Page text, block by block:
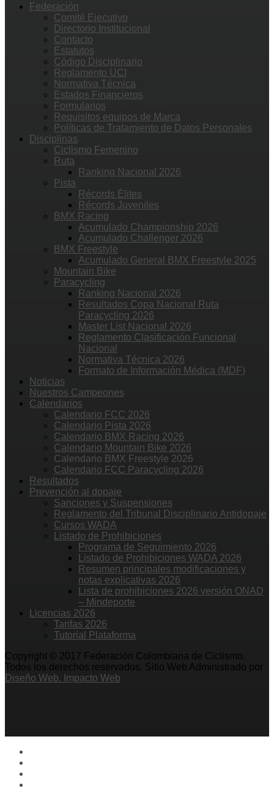
Federación
Comité Ejecutivo
Directorio Institucional
Contacto
Estatutos
Código Disciplinario
Reglamento UCI
Normativa Técnica
Estados Financieros
Formularios
Requisitos equipos de Marca
Políticas de Tratamiento de Datos Personales
Disciplinas
Ciclismo Femenino
Ruta
Ranking Nacional 2026
Pista
Récords Élites
Récords Juveniles
BMX Racing
Acumulado Championship 2026
Acumulado Challenger 2026
BMX Freestyle
Acumulado General BMX Freestyle 2025
Mountain Bike
Paracycling
Ranking Nacional 2026
Resultados Copa Nacional Ruta
Paracycling 2026
Master List Nacional 2026
Reglamento Clasificación Funcional
Nacional
Normativa Técnica 2026
Formato de Información Médica (MDF)
Noticias
Nuestros Campeones
Calendarios
Calendario FCC 2026
Calendario Pista 2026
Calendario BMX Racing 2026
Calendario Mountain Bike 2026
Calendario BMX Freestyle 2026
Calendario FCC Paracycling 2026
Resultados
Prevención al dopaje
Sanciones y Suspensiones
Reglamento del Tribunal Disciplinario Antidopaje
Cursos WADA
Listado de Prohibiciones
Programa de Seguimiento 2026
Listado de Prohibiciones WADA 2026
Resumen principales modificaciones y
notas explicativas 2026
Lista de prohibiciones 2026 versión ONAD
– Mindeporte
Licencias 2026
Tarifas 2026
Tutorial Plataforma
Copyright © 2017 Federación Colombiana de Ciclismo.
Todos los derechos reservados. Sitio Web Administrado por
Diseño Web. Impacto Web